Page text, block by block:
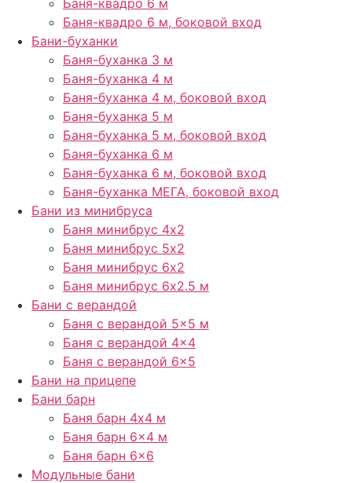
Баня-квадро 6 м, боковой вход
Бани-буханки
Баня-буханка 3 м
Баня-буханка 4 м
Баня-буханка 4 м, боковой вход
Баня-буханка 5 м
Баня-буханка 5 м, боковой вход
Баня-буханка 6 м
Баня-буханка 6 м, боковой вход
Баня-буханка МЕГА, боковой вход
Бани из минибруса
Баня минибрус 4х2
Баня минибрус 5х2
Баня минибрус 6х2
Баня минибрус 6х2.5​ м
Бани с верандой
Баня с верандой​ 5×5 м
Баня с верандой 4×4
Баня с верандой 6×5
Бани на прицепе
Бани барн
Баня барн 4х4 м
Баня барн 6×4 м
Баня барн 6×6
Модульные бани